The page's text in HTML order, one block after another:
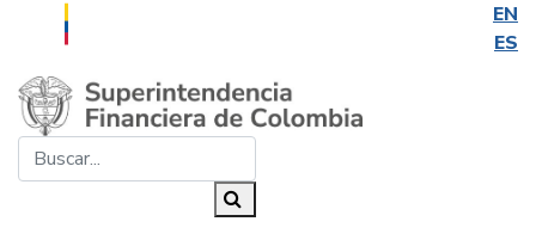
EN
ES
Saltar al contenido principal